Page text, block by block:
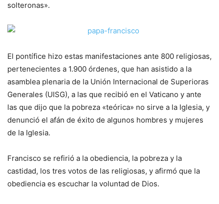
solteronas».
El pontífice hizo estas manifestaciones ante 800 religiosas,
pertenecientes a 1.900 órdenes, que han asistido a la
asamblea plenaria de la Unión Internacional de Superioras
Generales (UISG), a las que recibió en el Vaticano y ante
las que dijo que la pobreza «teórica» no sirve a la Iglesia, y
denunció el afán de éxito de algunos hombres y mujeres
de la Iglesia.
Francisco se refirió a la obediencia, la pobreza y la
castidad, los tres votos de las religiosas, y afirmó que la
obediencia es escuchar la voluntad de Dios.